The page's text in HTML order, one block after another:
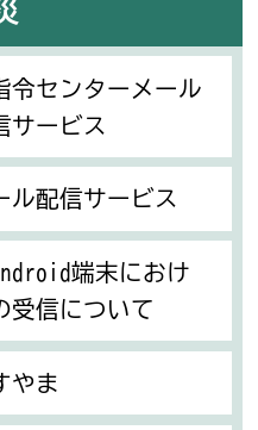
令センターメール
サービス
ル配信サービス
端末におけ
受信について
やま